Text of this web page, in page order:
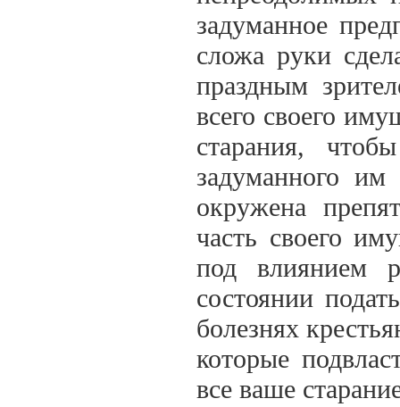
задуманное
сложа руки
праздным
всего своего
старания,
задуманного
окружена
часть своего
под влиянием
состоянии
болезнях
которые
все ваше